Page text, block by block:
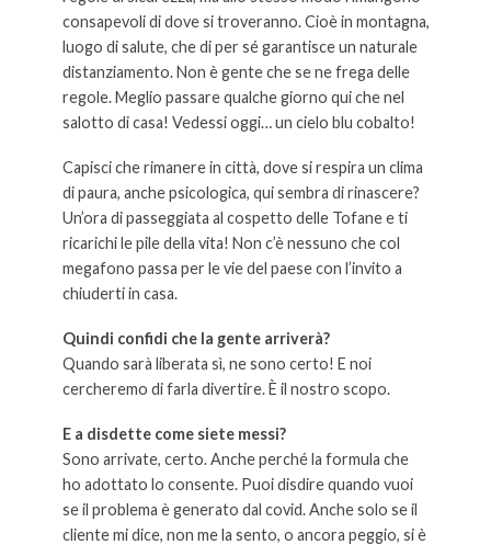
consapevoli di dove si troveranno. Cioè in montagna,
luogo di salute, che di per sé garantisce un naturale
distanziamento. Non è gente che se ne frega delle
regole. Meglio passare qualche giorno qui che nel
salotto di casa! Vedessi oggi… un cielo blu cobalto!
Capisci che rimanere in città, dove si respira un clima
di paura, anche psicologica, qui sembra di rinascere?
Un’ora di passeggiata al cospetto delle Tofane e ti
ricarichi le pile della vita! Non c’è nessuno che col
megafono passa per le vie del paese con l’invito a
chiuderti in casa.
Quindi confidi che la gente arriverà?
Quando sarà liberata sì, ne sono certo! E noi
cercheremo di farla divertire. È il nostro scopo.
E a disdette come siete messi?
Sono arrivate, certo. Anche perché la formula che
ho adottato lo consente. Puoi disdire quando vuoi
se il problema è generato dal covid. Anche solo se il
cliente mi dice, non me la sento, o ancora peggio, si è